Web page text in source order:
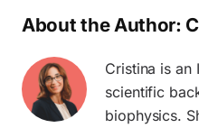
About the Author:
Cristina is an
scientific
biophysics.